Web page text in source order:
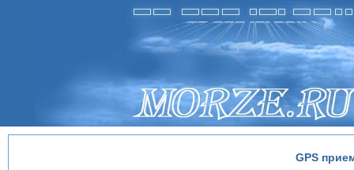
GPS